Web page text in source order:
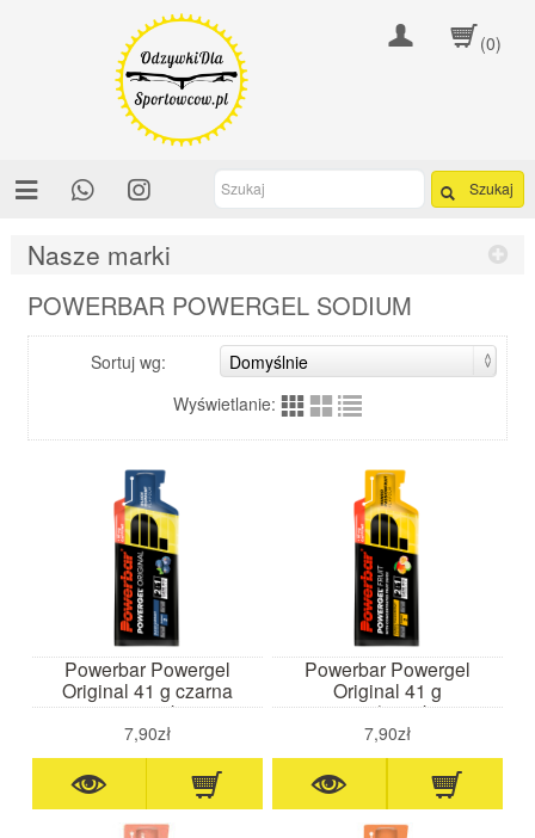
(0)
Szukaj
Nasze marki
POWERBAR POWERGEL SODIUM
Sortuj wg:
Wyświetlanie:
Powerbar Powergel
Original 41 g czarna
porzeczka
7,90zł
Powerbar Powergel
Original 41 g
mango/marakuja
7,90zł